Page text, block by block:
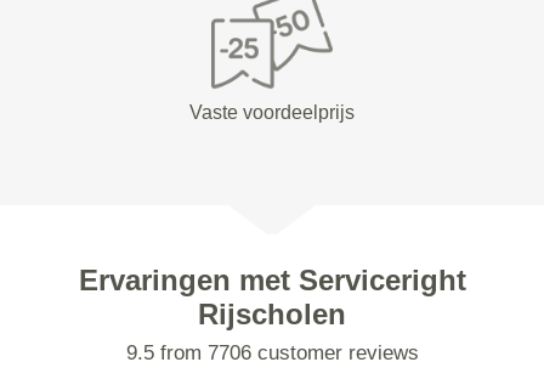
Vaste voordeelprijs
Ervaringen met Serviceright
Rijscholen
9.5 from 7706 customer reviews